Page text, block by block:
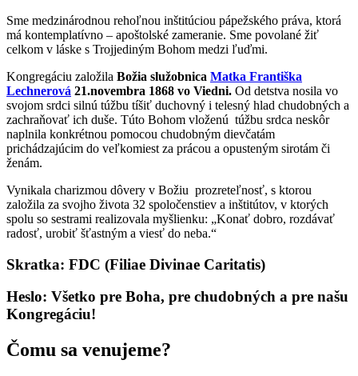
Sme medzinárodnou rehoľnou inštitúciou pápežského práva, ktorá
má kontemplatívno – apoštolské zameranie. Sme povolané žiť
celkom v láske s Trojjediným Bohom medzi ľuďmi.
Kongregáciu založila Božia služobnica Matka Františka
Lechnerová 21.novembra 1868 vo Viedni. Od detstva nosila vo
svojom srdci silnú túžbu tíšiť duchovný i telesný hlad chudobných a
zachraňovať ich duše. Túto Bohom vloženú túžbu srdca neskôr
naplnila konkrétnou pomocou chudobným dievčatám
prichádzajúcim do veľkomiest za prácou a opusteným sirotám či
ženám.
Vynikala charizmou dôvery v Božiu prozreteľnosť, s ktorou
založila za svojho života 32 spoločenstiev a inštitútov, v ktorých
spolu so sestrami realizovala myšlienku: „Konať dobro, rozdávať
radosť, urobiť šťastným a viesť do neba.“
Skratka: FDC (Filiae Divinae Caritatis)
Heslo: Všetko pre Boha, pre chudobných a pre našu
Kongregáciu!
Čomu sa venujeme?